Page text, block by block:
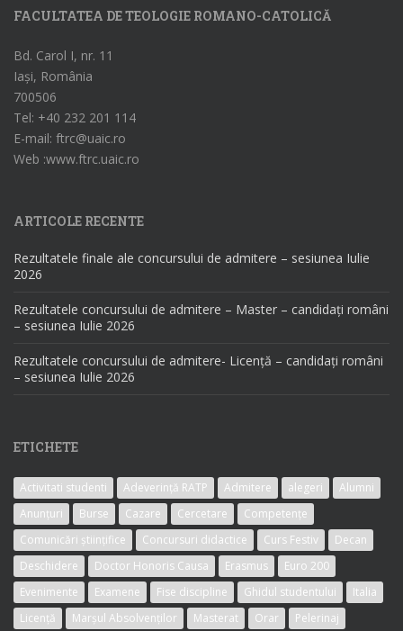
FACULTATEA DE TEOLOGIE ROMANO-CATOLICĂ
Bd. Carol I, nr. 11
Iași, România
700506
Tel: +40 232 201 114
E-mail: ftrc@uaic.ro
Web :www.ftrc.uaic.ro
ARTICOLE RECENTE
Rezultatele finale ale concursului de admitere – sesiunea Iulie
2026
Rezultatele concursului de admitere – Master – candidați români
– sesiunea Iulie 2026
Rezultatele concursului de admitere- Licență – candidați români
– sesiunea Iulie 2026
ETICHETE
Activitati studenti Adeverință RATP Admitere alegeri
Alumni
Anunțuri
Burse Cazare Cercetare
Competențe
Comunicări științifice
Concursuri didactice Curs Festiv
Decan
Deschidere
Doctor Honoris Causa Erasmus
Euro 200
Evenimente
Examene Fise discipline Ghidul studentului
Italia
Licență
Marșul Absolvenților Masterat Orar Pelerinaj